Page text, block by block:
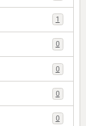
1
0
0
0
0